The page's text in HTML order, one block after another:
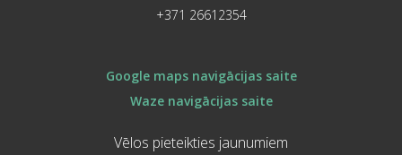
+371 26612354
Google maps navigācijas saite
Waze navigācijas saite
Vēlos pieteikties jaunumiem